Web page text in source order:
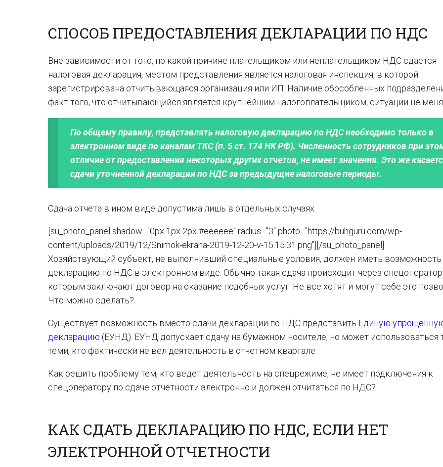
СПОСОБ ПРЕДОСТАВЛЕНИЯ ДЕКЛАРАЦИИ ПО НДС
Вне зависимости от того, по какой причине плательщиком или неплательщиком НДС сдается
налоговая декларация, местом представления является налоговая инспекция, в которой
зарегистрирована отчитывающаяся организация или ИП. Наличие обособленных
факт того, что отчитывающийся является крупнейшим налогоплательщиком, ситуации не
По общему правилу, представлять налоговую декларацию по НДС необходимо только в
электронном виде по каналам ТКС (п. 5 ст. 174 НК РФ). Численность сотрудников при
отличие от предоставления некоторых других отчетов, не имеет значения. Это же
сдачи уточненной декларации по НДС за предыдущие налоговые периоды.
Сдача отчета в ином виде допустима лишь в отдельных случаях:
[su_photo_panel shadow="0px 1px 2px #eeeeee" radius="3" photo="https://buhguru.com/wp-
content/uploads/2019/12/Snimok-ekrana-2019-12-20-v-15.15.31.png"][/su_photo_panel]
Хозяйствующий субъект, не выполнивший специальные условия, должен иметь возможность
декларацию по НДС в электронном виде. Обычно такая сдача происходит через
которым заключают договор на оказание подобных услуг. Не все хотят и могут себе это
Что можно сделать?
Существует возможность вместо сдачи декларации по НДС представить Единую
декларацию (ЕУНД). ЕУНД допускает сдачу на бумажном носителе, но может использоваться
теми, кто фактически не вел деятельность в отчетном квартале.
Как решить проблему тем, кто ведет деятельность на спецрежиме, не имеет подключения к
спецоператору по сдаче отчетности электронно и должен отчитаться по НДС?
КАК СДАТЬ ДЕКЛАРАЦИЮ ПО НДС, ЕСЛИ НЕТ
ЭЛЕКТРОННОЙ ОТЧЕТНОСТИ